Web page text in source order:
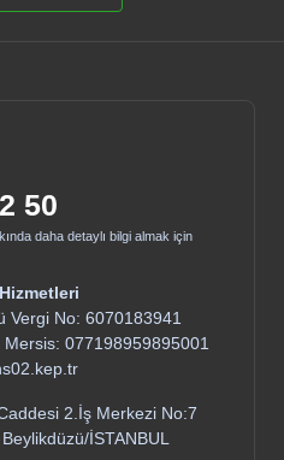
50
daha detaylı bilgi almak için
Vergi No: 6070183941
077198959895001
2.İş Merkezi No:7
İSTANBUL